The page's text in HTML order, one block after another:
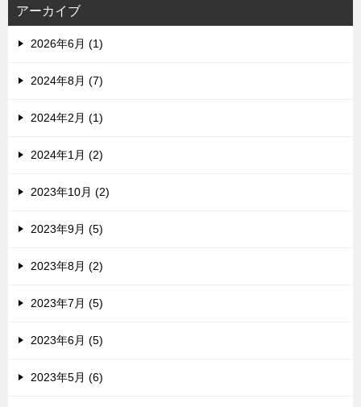
アーカイブ
2026年6月 (1)
2024年8月 (7)
2024年2月 (1)
2024年1月 (2)
2023年10月 (2)
2023年9月 (5)
2023年8月 (2)
2023年7月 (5)
2023年6月 (5)
2023年5月 (6)